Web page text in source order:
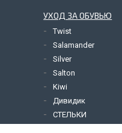
УХОД ЗА ОБУВЬЮ
Twist
Salamander
Silver
Salton
Kiwi
Дивидик
СТЕЛЬКИ